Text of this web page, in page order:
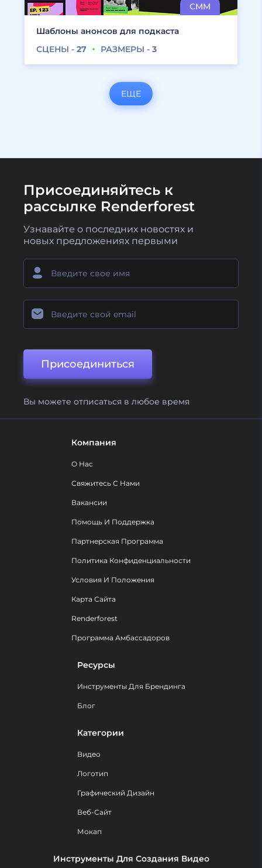
Шаблоны анонсов для подкаста
СЦЕНЫ - 27 РАЗМЕРЫ - 3
ЕЩЕ
Присоединяйтесь к
рассылке Renderforest
Узнавайте о последних новостях и
новых предложениях первыми
Присоединиться
Вы можете отписаться в любое время
Компания
О Нас
Свяжитесь С Нами
Вакансии
Помощь И Поддержка
Партнерская Программа
Политика Конфиденциальности
Условия И Положения
Карта Сайта
Renderforest
Программа Амбассадоров
Ресурсы
Инструменты Для Брендинга
Блог
Категории
Видео
Логотип
Графический Дизайн
Веб-Сайт
Мокап
Инструменты Для Создания Видео